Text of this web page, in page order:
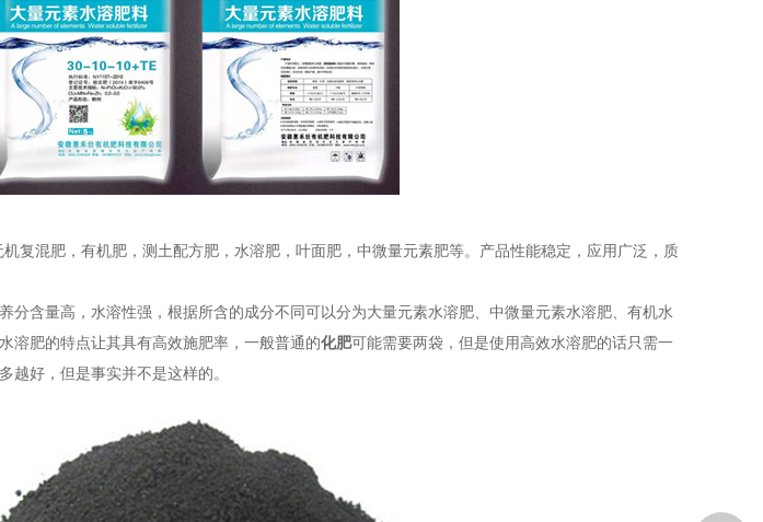
复混肥，有机肥，测土配方肥，水溶肥，叶面肥，中微量元素肥等。产品性能稳定，应用广泛，质
分含量高，水溶性强，根据所含的成分不同可以分为大量元素水溶肥、中微量元素水溶肥、有机水
溶肥的特点让其具有高效施肥率，一般普通的化肥可能需要两袋，但是使用高效水溶肥的话只需一
越好，但是事实并不是这样的。